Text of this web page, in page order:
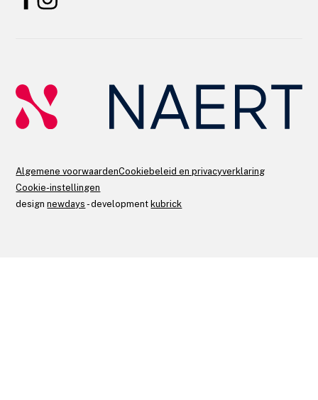
Algemene voorwaardenCookiebeleid en privacyverklaring
Cookie-instellingen
designnewdays - development kubrick